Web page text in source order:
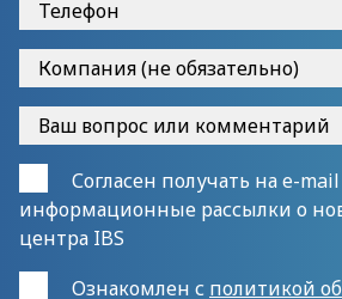
Согласен получать на e-mail
информационные рассылки о
центра IBS
Ознакомлен с политикой